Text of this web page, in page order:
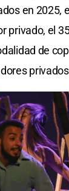
en 2025,
privado, el
de